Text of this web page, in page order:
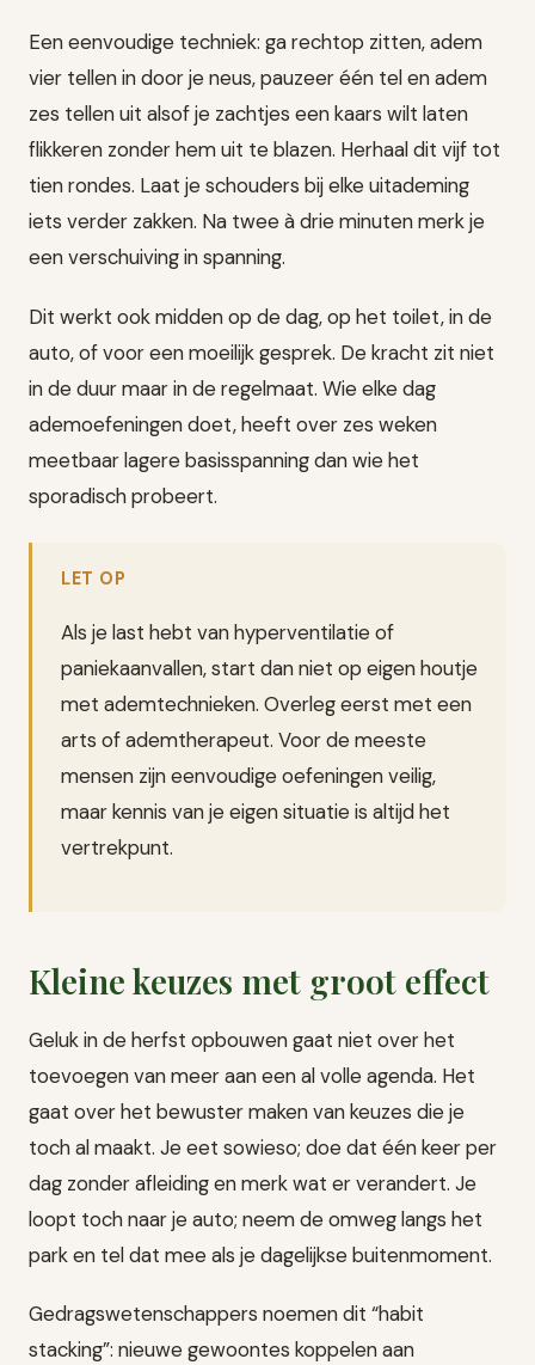
Een eenvoudige techniek: ga rechtop zitten, adem
vier tellen in door je neus, pauzeer één tel en adem
zes tellen uit alsof je zachtjes een kaars wilt laten
flikkeren zonder hem uit te blazen. Herhaal dit vijf tot
tien rondes. Laat je schouders bij elke uitademing
iets verder zakken. Na twee à drie minuten merk je
een verschuiving in spanning.
Dit werkt ook midden op de dag, op het toilet, in de
auto, of voor een moeilijk gesprek. De kracht zit niet
in de duur maar in de regelmaat. Wie elke dag
ademoefeningen doet, heeft over zes weken
meetbaar lagere basisspanning dan wie het
sporadisch probeert.
LET OP
Als je last hebt van hyperventilatie of
paniekaanvallen, start dan niet op eigen houtje
met ademtechnieken. Overleg eerst met een
arts of ademtherapeut. Voor de meeste
mensen zijn eenvoudige oefeningen veilig,
maar kennis van je eigen situatie is altijd het
vertrekpunt.
Kleine keuzes met groot effect
Geluk in de herfst opbouwen gaat niet over het
toevoegen van meer aan een al volle agenda. Het
gaat over het bewuster maken van keuzes die je
toch al maakt. Je eet sowieso; doe dat één keer per
dag zonder afleiding en merk wat er verandert. Je
loopt toch naar je auto; neem de omweg langs het
park en tel dat mee als je dagelijkse buitenmoment.
Gedragswetenschappers noemen dit “habit
stacking”: nieuwe gewoontes koppelen aan